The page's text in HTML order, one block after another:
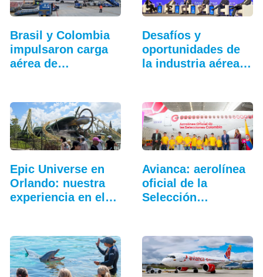
Brasil y Colombia
impulsaron carga
aérea de…
Desafíos y
oportunidades de
la industria aérea
Epic Universe en
Orlando: nuestra
experiencia en el…
Avianca: aerolínea
oficial de la
Selección